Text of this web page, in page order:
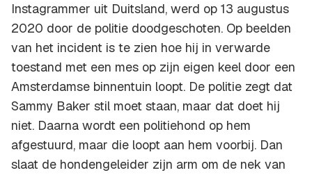
Instagrammer uit Duitsland, werd op 13 augustus
2020 door de politie doodgeschoten. Op beelden
van het incident is te zien hoe hij in verwarde
toestand met een mes op zijn eigen keel door een
Amsterdamse binnentuin loopt. De politie zegt dat
Sammy Baker stil moet staan, maar dat doet hij
niet. Daarna wordt een politiehond op hem
afgestuurd, maar die loopt aan hem voorbij. Dan
slaat de hondengeleider zijn arm om de nek van